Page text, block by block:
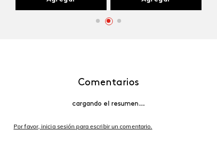
Comentarios
cargando el resumen…
Por favor, inicia sesión para escribir un comentario.